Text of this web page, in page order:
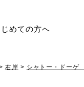
めての方へ
右岸 シャトー・ドー